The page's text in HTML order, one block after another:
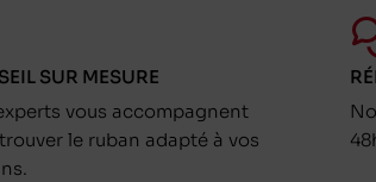
SUR MESURE
vous accompagnent
le ruban adapté à vos